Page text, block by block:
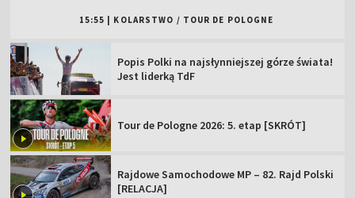
15:55 KOLARSTWO / TOUR DE POLOGNE
Popis Polki na najsłynniejszej górze świata!
Jest liderką TdF
Tour de Pologne 2026: 5. etap [SKRÓT]
Rajdowe Samochodowe MP – 82. Rajd Polski
[RELACJA]